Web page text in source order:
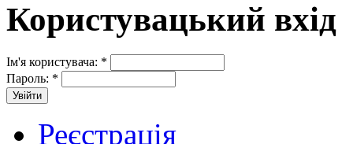
Користувацький вхід
Ім'я користувача: *
Пароль: *
Реєстрація